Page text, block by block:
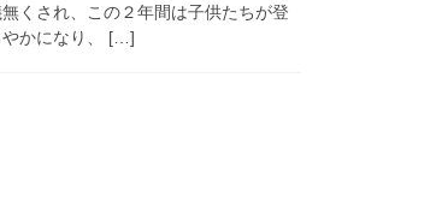
くされ、この２年間は子供たちが登
やかになり、 […]